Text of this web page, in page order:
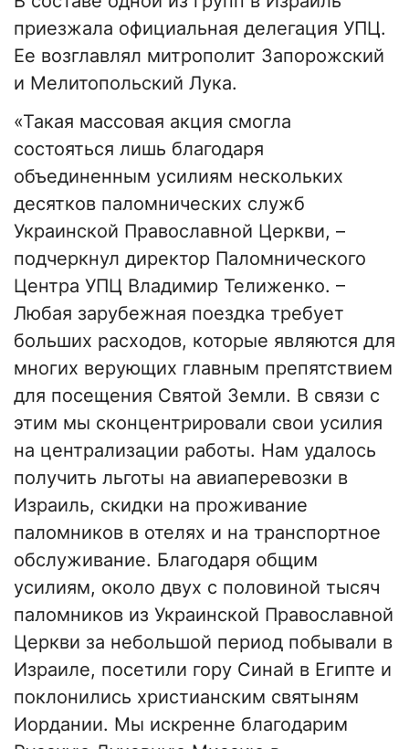
приезжала официальная делегация УПЦ.
Ее возглавлял митрополит Запорожский
и Мелитопольский Лука.
«Такая массовая акция смогла
состояться лишь благодаря
объединенным усилиям нескольких
десятков паломнических служб
Украинской Православной Церкви, –
подчеркнул директор Паломнического
Центра УПЦ Владимир Телиженко. –
Любая зарубежная поездка требует
больших расходов, которые являются для
многих верующих главным препятствием
для посещения Святой Земли. В связи с
этим мы сконцентрировали свои усилия
на централизации работы. Нам удалось
получить льготы на авиаперевозки в
Израиль, скидки на проживание
паломников в отелях и на транспортное
обслуживание. Благодаря общим
усилиям, около двух с половиной тысяч
паломников из Украинской Православной
Церкви за небольшой период побывали в
Израиле, посетили гору Синай в Египте и
поклонились христианским святыням
Иордании. Мы искренне благодарим